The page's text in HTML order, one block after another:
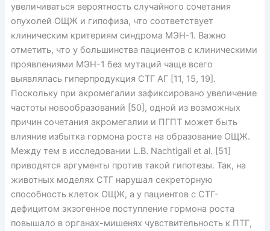
увеличиваться вероятность случайного сочетания
опухолей ОЩЖ и гипофиза, что соответствует
клиническим критериям синдрома МЭН-1. Важно
отметить, что у большинства пациентов с клиническими
проявлениями МЭН-1 без мутаций чаще всего
выявлялась гиперпродукция СТГ АГ [11, 15, 19].
Поскольку при акромегалии зафиксировано увеличение
частоты новообразований [50], одной из возможных
причин сочетания акромегалии и ПГПТ может быть
влияние избытка гормона роста на образование ОЩЖ.
Между тем в исследовании L.B. Nachtigall et al. [51]
приводятся аргументы против такой гипотезы. Так, на
животных моделях СТГ нарушал секреторную
способность клеток ОЩЖ, а у пациентов с СТГ-
дефицитом экзогенное поступление гормона роста
повышало в органах-мишенях чувствительность к ПТГ,